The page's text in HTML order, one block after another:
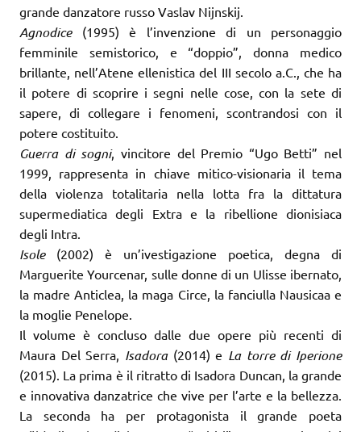
grande danzatore russo Vaslav Nijnskij.
Agnodice(1995) è l’invenzione di un personaggio
femminile semistorico, e “doppio”, donna medico
brillante, nell’Atene ellenistica del III secolo a.C., che ha
il potere di scoprire i segni nelle cose, con la sete di
sapere, di collegare i fenomeni, scontrandosi con il
potere costituito.
Guerra di sogni, vincitore del Premio “Ugo Betti” nel
1999, rappresenta in chiave mitico-visionaria il tema
della violenza totalitaria nella lotta fra la dittatura
supermediatica degli Extra e la ribellione dionisiaca
degli Intra.
Isole (2002) è un’ivestigazione poetica, degna di
Marguerite Yourcenar, sulle donne di un Ulisse ibernato,
la madre Anticlea, la maga Circe, la fanciulla Nausicaa e
la moglie Penelope.
Il volume è concluso dalle due opere più recenti di
Maura Del Serra, Isadora(2014) e La torre di Iperione
(2015). La prima è il ritratto di Isadora Duncan, la grande
e innovativa danzatrice che vive per l’arte e la bellezza.
La seconda ha per protagonista il grande poeta